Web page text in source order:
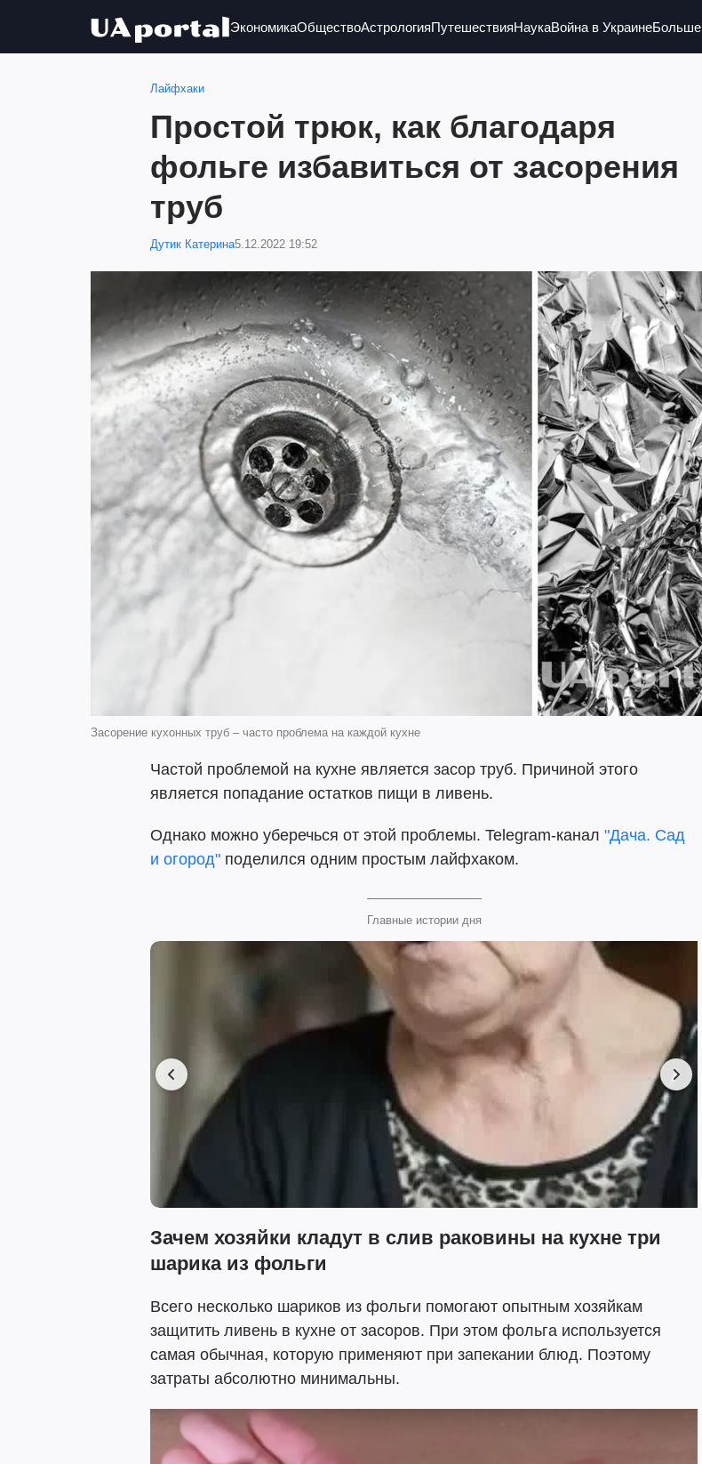
ЭкономикаОбществоАстрологияПутешествияНаукаВойна в УкраинеБольше
Лайфхаки
Простой трюк, как благодаря
фольге избавиться от засорения
труб
Дутик Катерина5.12.2022 19:52
Засорение кухонных труб – часто проблема на каждой кухне
Частой проблемой на кухне является засор труб. Причиной этого
является попадание остатков пищи в ливень.
Однако можно уберечься от этой проблемы. Telegram-канал "Дача. Сад
и огород" поделился одним простым лайфхаком.
Главные истории дня
Зачем хозяйки кладут в слив раковины на кухне три
шарика из фольги
Всего несколько шариков из фольги помогают опытным хозяйкам
защитить ливень в кухне от засоров. При этом фольга используется
самая обычная, которую применяют при запекании блюд. Поэтому
затраты абсолютно минимальны.